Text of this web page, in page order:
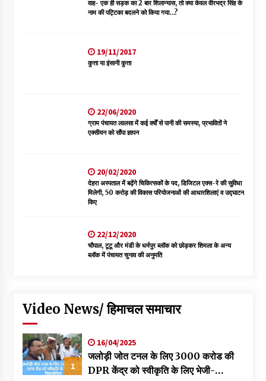
चंबा में बड़ा बस सड़क हादसा, 3 की मौत कई गंभीर घायल, बैरागढ़ से चंबा आ
चौपाल विधायक पर BDC सदस्य राजेश रढाइक का तीखा हमला, मांगा
हमीरपुर के बड़सर में मनाया जाएगा राज्यस्तरीय स्वतंत्रता दिवस समारोह, CM
सुक्खू करेंगे ध्वजारोहण
वन विभाग के एक हजार खिलाड़ी रामपुर में दिखाएंगे जौहर, 11 से 13 सितंबर
तक आयोजित होगी 27वीं वार्षिक खेलकूद प्रतियोगिता
07/08/2026
30 बैग की सीमा पर भाजपा का हमला, बोली- कांग्रेस सरकार ने सेब उत्पादकों
की तोड़ी कमर- संदीपनी
07/08/2026
वाह- एक ही सड़क का 2 बार शिलान्यास, तो क्या केवल वीरभद्र सिंह के
नाम की पट्टिका बदलने को किया गया…?
19/11/2017
कुत्ता या इंसानी कुत्ता
22/06/2020
ग्राम पंचायत लालसा में कई वर्षों से पानी की समस्या, प्रभावितों ने
एक्सीयन को सौंपा ज्ञापन
20/02/2020
देहरा अस्पताल में बढ़ेंगे चिकित्सकों के पद, डिजिटल एक्स-रे की सुविधा
मिलेगी, 50 करोड़ की विकास परियोजनाओं की आधारशिलाएं व उद्घाटन
किए
22/12/2020
चौपाल, टूटू और मंडी के धर्मपुर ब्लॉक को छोड़कर शिमला के अन्य
ब्लॉक में पंचायत चुनाव की अनुमति
Video News/ हिमाचल समाचार
1
16/04/2025
जलोड़ी जोत टनल के लिए 3000 करोड की
DPR केंद्र को स्वीकृति के लिए भेजी-